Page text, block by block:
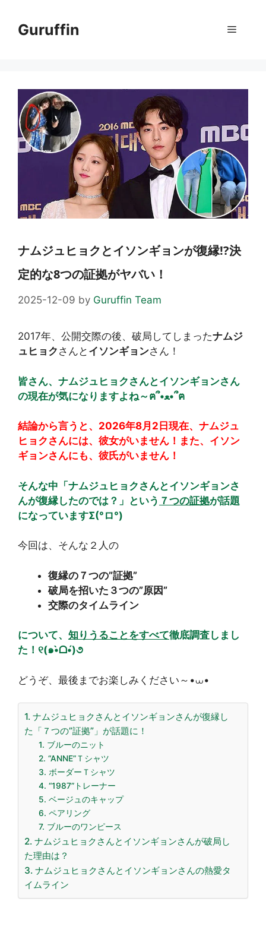
Guruffin メ
ー
ナムジュヒョクとイソンギョンが復縁!?決
定的な8つの証拠がヤバい！
2025-12-09 by Guruffin Team
2017年、公開交際の後、破局してしまったナムジ
ュヒョク さんと イソンギョンさん！
皆さん、ナムジュヒョクさんとイソンギョンさん
の現在が気になりますよね～ฅ՞•ﻌ•՞ฅ
結論から言うと、2026年8月2日現在、ナムジュ
ヒョクさんには、彼女がいません！また、イソン
ギョンさんにも、 彼氏がいません！
そんな中「ナムジュヒョクさんとイソンギョンさ
んが復縁したのでは？」という ７つの証拠が話題
になっていますΣ(°ロ°)
今回は、そんな２人の
復縁の７つの”証拠”
破局を招いた３つの”原因”
交際のタイムライン
について、 知りうることをすべて徹底調査しまし
た！୧(๑•̀ᗝ•́)૭
どうぞ、最後までお楽しみください～•⩊•
1. ナムジュヒョクさんとイソンギョンさんが復縁し
た「７つの”証拠”」が話題に！
1. ブルーのニット
2. “ANNE”Ｔシャツ
3. ボーダーＴシャツ
4. “1987”トレーナー
5. ベージュのキャップ
6. ペアリング
7. ブルーのワンピース
2. ナムジュヒョクさんとイソンギョンさんが破局し
た理由は？
3. ナムジュヒョクさんとイソンギョンさんの熱愛タ
イムライン